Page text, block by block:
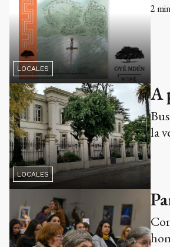
LOCALES
2
LOCALES
A
la